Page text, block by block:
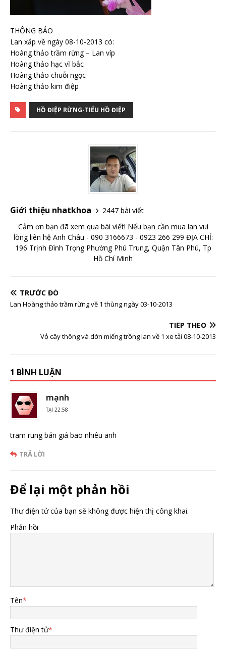
THÔNG BÁO
Lan xắp về ngày 08-10-2013 có:
Hoàng thảo trầm rừng – Lan víp
Hoàng thảo hạc vĩ bắc
Hoàng thảo chuỗi ngọc
Hoàng thảo kim điệp
HỒ ĐIỆP RỪNG-TIỂU HỒ ĐIỆP
Giới thiệu nhatkhoa
2447 bài viết
Cảm ơn bạn đã xem qua bài viết! Nếu bạn cần mua lan vui
lòng liên hệ Anh Châu - 090 3166673 - 0923 266 299 ĐỊA CHỈ:
196 Trịnh Đình Trọng Phường Phú Trung, Quận Tân Phú, Tp
Hồ Chí Minh
TRƯỚC ĐÓ
Lan Hoàng thảo trầm rừng về 1 thùng ngày 03-10-2013
TIẾP THEO
Vỏ cây thông và dớn miếng trồng lan về 1 xe tải 08-10-2013
1 BÌNH LUẬN
mạnh
TẠI 22:58
tram rung bán giá bao nhiêu anh
TRẢ LỜI
Để lại một phản hồi
Thư điện tử của bạn sẽ không được hiện thị công khai.
Phản hồi
Tên*
Thư điện tử*